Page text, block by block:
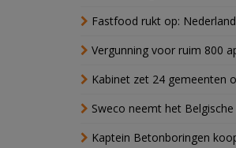
Fastfood rukt op:
Vergunning voor ruim 800
Kabinet zet 24 gemeenten
Sweco neemt het
Kaptein Betonboringen